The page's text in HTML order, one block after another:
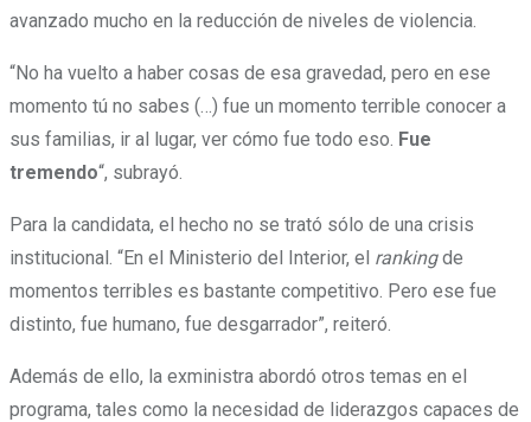
avanzado mucho en la reducción de niveles de violencia.
“No ha vuelto a haber cosas de esa gravedad, pero en ese
momento tú no sabes (…) fue un momento terrible conocer a
sus familias, ir al lugar, ver cómo fue todo eso. Fue
tremendo“, subrayó.
Para la candidata, el hecho no se trató sólo de una crisis
institucional. “En el Ministerio del Interior, el rankingde
momentos terribles es bastante competitivo. Pero ese fue
distinto, fue humano, fue desgarrador”, reiteró.
Además de ello, la exministra abordó otros temas en el
programa, tales como la necesidad de liderazgos capaces de